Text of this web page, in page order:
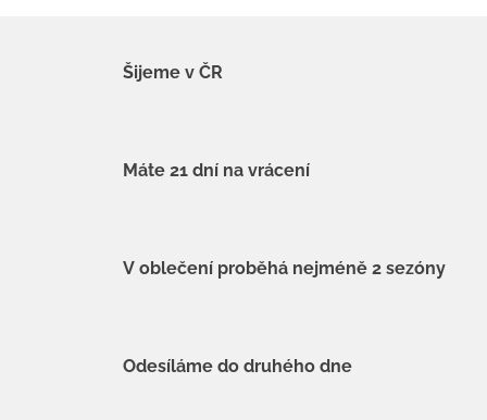
Šijeme v ČR
Máte 21 dní na vrácení
V oblečení proběhá nejméně 2 sezóny
Odesíláme do druhého dne